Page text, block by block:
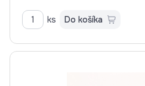
ks Do košíka